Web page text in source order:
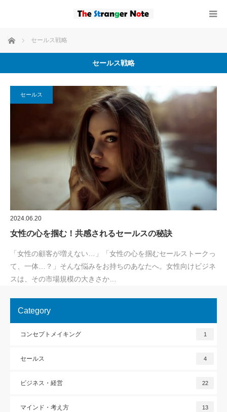
ホーム セールス戦略
セールス戦略
セールス
2024.06.20
女性の心を掴む！共感されるセールスの秘訣
「女性の顧客が増えない…」「女性の心を掴むセールストークっ
て、一体…？」そんな悩みをお持ちのあなたへ。女性向けビジネ
スは、その市場規模の大きさか…
Category
コンセプトメイキング 1
セールス 4
ビジネス・経営 22
マインド・考え方 13